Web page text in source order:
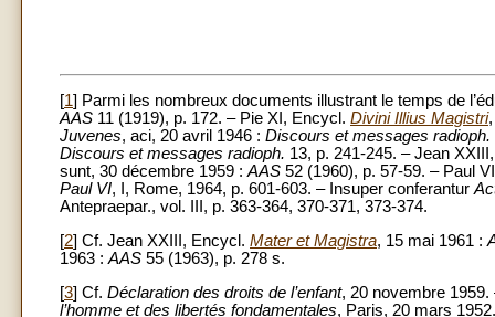
[1] Parmi les nombreux documents illustrant le temps de
AAS 11 (1919), p. 172. – Pie XI, Encycl. Divini Illius Magistri
Juvenes, aci, 20 avril 1946 : Discours et messages radioph.
Discours et messages radioph. 13, p. 241-245. – Jean
sunt, 30 décembre 1959 :AAS 52 (1960), p. 57-59. – Paul
Paul VI, I, Rome, 1964, p. 601-603. – Insuper conferantur
Antepraepar., vol. III, p. 363-364, 370-371, 373-374.
[2] Cf. Jean XXIII, Encycl. Mater et Magistra, 15 mai 1961 :
1963 : AAS 55 (1963), p. 278 s.
[3] Cf. Déclaration des droits de l’enfant, 20 novembre
l’homme et des libertés fondamentales, Paris, 20 mars